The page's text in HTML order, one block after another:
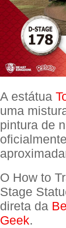
A estátua
uma
pintura de
O How to
Stage
direta da
Geek.